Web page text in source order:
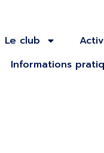
Le club
Informations